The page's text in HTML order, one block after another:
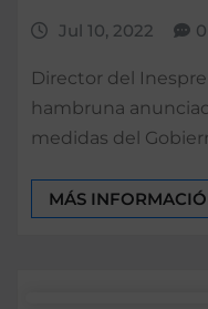
Jul 10, 2022 0
Director del
hambruna
medidas del
MÁS